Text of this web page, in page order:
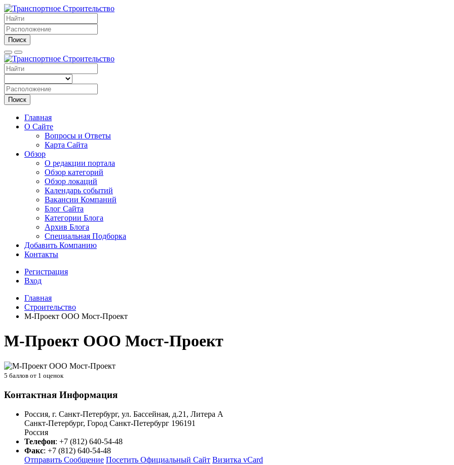
Поиск
Поиск
Главная
О Сайте
Вопросы и Ответы
Карта Сайта
Обзор
О редакции портала
Обзор категорий
Обзор локаций
Календарь событий
Вакансии Компаний
Блог Сайта
Категории Блога
Архив Блога
Специальная Подборка
Добавить Компанию
Контакты
Регистрация
Вход
Главная
Строительство
М-Проект ООО Мост-Проект
М-Проект ООО Мост-Проект
5 баллов от 1 оценок
Контактная Информация
Россия, г. Санкт-Петербург, ул. Бассейная, д.21, Литера А
Санкт-Петербург, Город Санкт-Петербург 196191
Россия
Телефон: +7 (812) 640-54-48
Факс: +7 (812) 640-54-48
Отправить Сообщение Посетить Официальный Сайт Визитка vCard